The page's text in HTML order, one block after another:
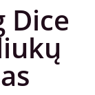
Dice